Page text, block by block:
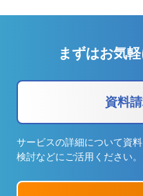
まずはお気
資料
サービスの詳細について資
検討などにご活用ください。